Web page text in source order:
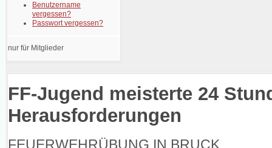
Benutzername
vergessen?
Passwort vergessen?
nur für Mitglieder
FF-Jugend meisterte 24
Herausforderungen
FEUERWEHRÜBUNG IN BRUCK